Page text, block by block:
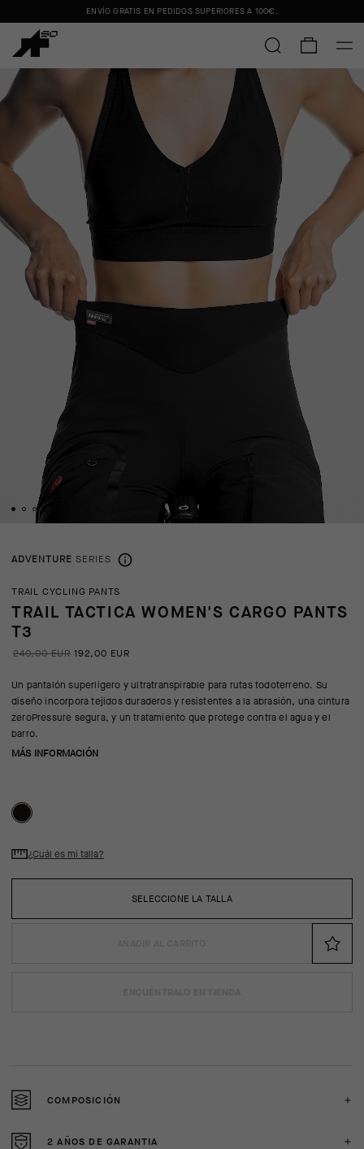
ENVÍO GRATIS EN PEDIDOS SUPERIORES A 100€ .
ADVENTURE SERIES
TRAIL CYCLING PANTS
TRAIL TACTICA WOMEN'S CARGO PANTS
T3
240,00 EUR 192,00 EUR
Un pantalón superligero y ultratranspirable para rutas todoterreno. Su
diseño incorpora tejidos duraderos y resistentes a la abrasión, una cintura
zeroPressure segura, y un tratamiento que protege contra el agua y el
barro.
MÁS INFORMACIÓN
SELECCIONE LA TALLA
¿Cuál es mi talla?
COMPOSICIÓN
2 AÑOS DE GARANTIA